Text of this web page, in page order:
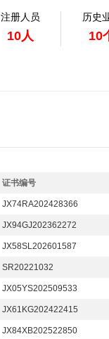
注册人员
10人
历史
10
证书编号
JX74RA202428366
JX94GJ202362272
JX58SL202601587
SR20221032
JX05YS202509533
JX61KG202422415
JX84XB202522850